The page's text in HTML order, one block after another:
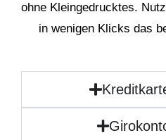
ohne Kleingedrucktes.
in wenigen Klicks das